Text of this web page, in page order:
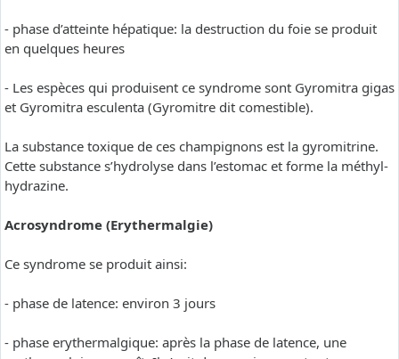
- phase d’atteinte hépatique: la destruction du foie se produit
en quelques heures
- Les espèces qui produisent ce syndrome sont Gyromitra gigas
et Gyromitra esculenta (Gyromitre dit comestible).
La substance toxique de ces champignons est la gyromitrine.
Cette substance s’hydrolyse dans l’estomac et forme la méthyl-
hydrazine.
Acrosyndrome (Erythermalgie)
Ce syndrome se produit ainsi:
- phase de latence: environ 3 jours
- phase erythermalgique: après la phase de latence, une